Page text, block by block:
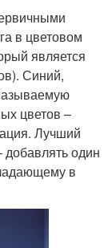
в цветовом
является
Синий,
цветов –
Лучший
один
в